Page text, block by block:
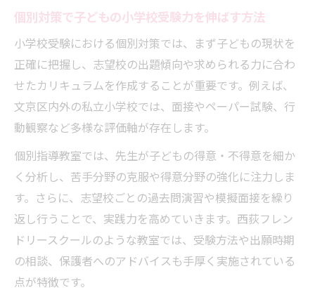
個別対策で子どもの小学校受験力を伸ばす方法
小学校受験における個別対策では、まず子どもの現状を
正確に把握し、志望校の出題傾向や求められる力に合わ
せたカリキュラムを作成することが重要です。例えば、
文京区内外の私立小学校では、面接やペーパー試験、行
動観察など多様な評価軸が存在します。
個別指導教室では、先生が子どもの得意・不得意を細か
く分析し、苦手分野の克服や得意分野の強化に注力しま
す。さらに、志望校ごとの過去問演習や模擬面接を繰り
返し行うことで、実践力を高めていきます。西荻フレン
ドリースクールのような教室では、受験方法や出願時期
の相談、保護者へのアドバイスも手厚く実施されている
点が特徴です。